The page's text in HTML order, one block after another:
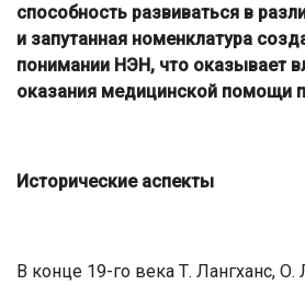
способность развиваться в
и запутанная номенклатура
понимании НЭН, что оказывает
оказания медицинской помощи
Исторические аспекты
В конце 19-го века Т. Лангханс,